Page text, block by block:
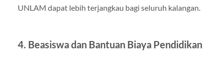
UNLAM dapat lebih terjangkau bagi seluruh kalangan.
4. Beasiswa dan Bantuan Biaya Pendidikan